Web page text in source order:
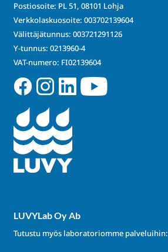
Postiosoite: PL 51, 08101 Lohja
Verkkolaskuosoite: 003702139604
Välittäjätunnus: 003721291126
Y-tunnus: 0213960-4
VAT-numero: FI02139604
LUVYLab Oy Ab
Tutustu myös laboratoriomme palveluihin: